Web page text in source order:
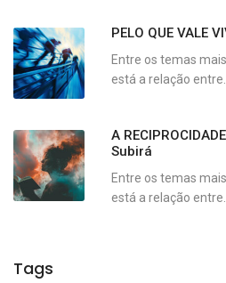
PELO QUE VALE
Entre os temas
está a relação entre...
A
Subirá
Entre os temas
está a relação entre...
Tags